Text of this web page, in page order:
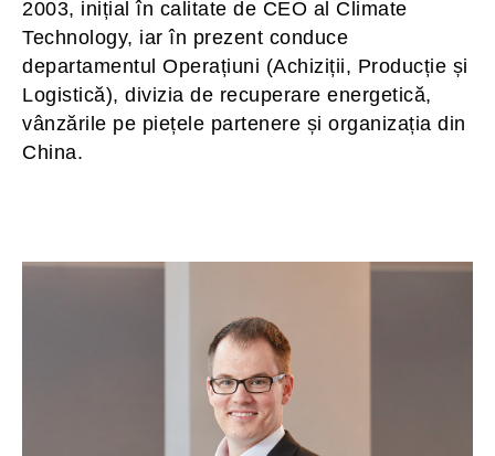
2003, inițial în calitate de CEO al Climate
Technology, iar în prezent conduce
departamentul Operațiuni (Achiziții, Producție și
Logistică), divizia de recuperare energetică,
vânzările pe piețele partenere și organizația din
China.